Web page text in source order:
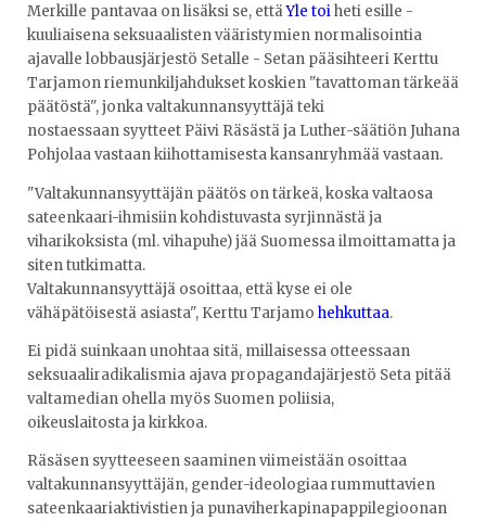
Merkille pantavaa on lisäksi se, ettäYle toiheti esille -
kuuliaisena seksuaalisten vääristymien normalisointia
ajavalle lobbausjärjestö Setalle - Setan pääsihteeri Kerttu
Tarjamon riemunkiljahdukset koskien "tavattoman tärkeää
päätöstä", jonka valtakunnansyyttäjä teki
nostaessaan syytteet Päivi Räsästä ja Luther-säätiön Juhana
Pohjolaa vastaan kiihottamisesta kansanryhmää vastaan.
"Valtakunnansyyttäjän päätös on tärkeä, koska valtaosa
sateenkaari-ihmisiin kohdistuvasta syrjinnästä ja
viharikoksista (ml. vihapuhe) jää Suomessa ilmoittamatta ja
siten tutkimatta.
Valtakunnansyyttäjä osoittaa, että kyse ei ole
vähäpätöisestä asiasta", Kerttu Tarjamo hehkuttaa.
Ei pidä suinkaan unohtaa sitä, millaisessa otteessaan
seksuaaliradikalismia ajava propagandajärjestö Seta pitää
valtamedian ohella myös Suomen poliisia,
oikeuslaitosta ja kirkkoa.
Räsäsen syytteeseen saaminen viimeistään osoittaa
valtakunnansyyttäjän, gender-ideologiaa rummuttavien
sateenkaariaktivistien ja punaviherkapinapappilegioonan